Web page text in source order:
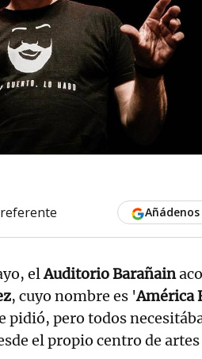
elAuditorio Barañain
, cuyo nombre es 'América
pidió, pero todos
el propio centro de artes